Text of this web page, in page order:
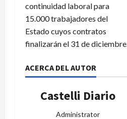
continuidad laboral para
15.000 trabajadores del
Estado cuyos contratos
finalizarán el 31 de diciembre.
ACERCA DEL AUTOR
Castelli Diario
Administrator